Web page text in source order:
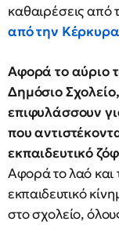
καθαιρέσεις από
από την Κέρκυρα
Αφορά το αύριο
Δημόσιο
επιφυλάσσουν
που
εκπαιδευτικό
Αφορά το λαό και
εκπαιδευτικό
στο σχολείο,